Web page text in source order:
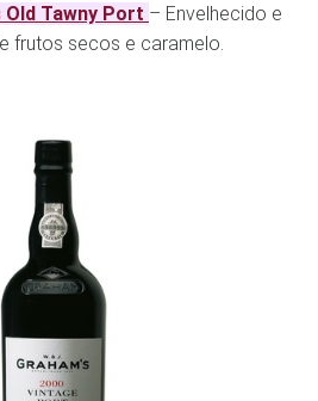
Old Tawny Port – Envelhecido e
frutos secos e caramelo.